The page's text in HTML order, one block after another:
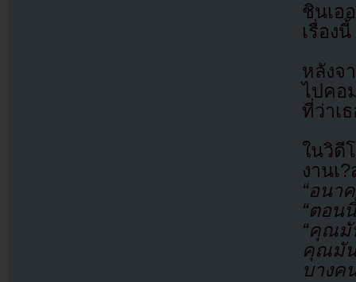
ชินเอ
เรื่อง
หลังจ
ไปคอ
ที่ว่าเ
ในวิดี
งาน
“อนา
“ตอ
“คุณมั
คุณมัน
บางค